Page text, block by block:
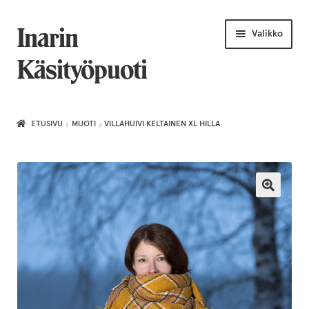
Siirry
navigointiin
Siirry
sisältöön
Inarin
Käsityöpuoti
Valikko
Joululahjat naiselle
Villahuivit
tason
valikko
ETUSIVU MUOTI VILLAHUIVI KELTAINEN XL HILLA